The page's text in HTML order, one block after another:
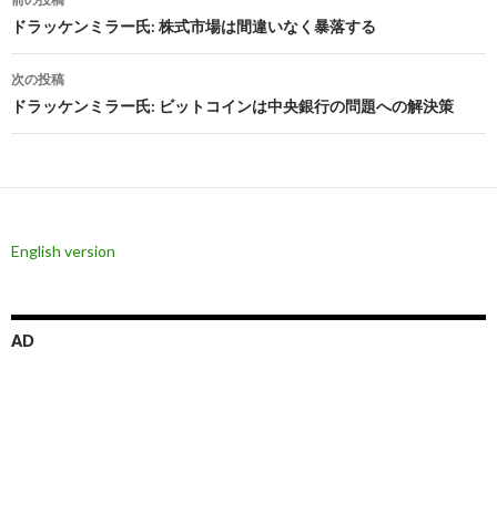
稿
ナ
ビ
ー
ョ
ドラッケンミラー氏: 株式市場は間違いなく暴落する
次の投稿
ドラッケンミラー氏: ビットコインは中央銀行の問題への解決策
English version
AD